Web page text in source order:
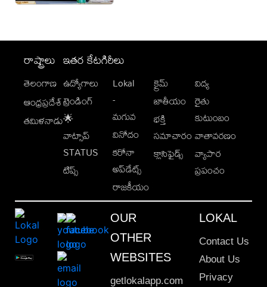
రాష్ట్రాలు
తెలంగాణ
ఆంధ్రప్రదేశ్
తమిళనాడు
ఇతర కేటగిరీలు
ఉద్యోగాలు
ట్రెండింగ్
🌟
వాట్సాప్
STATUS
టిప్స్
Lokal
-
మగువ
వినోదం
కరోనా
అప్‌డేట్స్
రాజకీయం
క్రైమ్
జాతీయం
భక్తి
సమాచారం
క్లాసిఫైడ్స్
విద్య
రైతు
కుటుంబం
వాతావరణం
వ్యాపార
ప్రపంచం
OUR
OTHER
WEBSITES
getlokalapp.com
LOKAL
Contact Us
About Us
Privacy